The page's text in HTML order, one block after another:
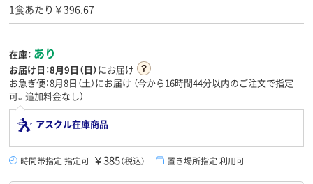
1食あたり￥396.67
在庫： あり
お届け日：8月9日（日）にお届け
お急ぎ便：8月8日（土）にお届け （今から16時間44分以内のご注文で指定
可。追加料金なし）
アスクル在庫商品
時間帯指定 指定可 ￥385（税込） 置き場所指定 利用可